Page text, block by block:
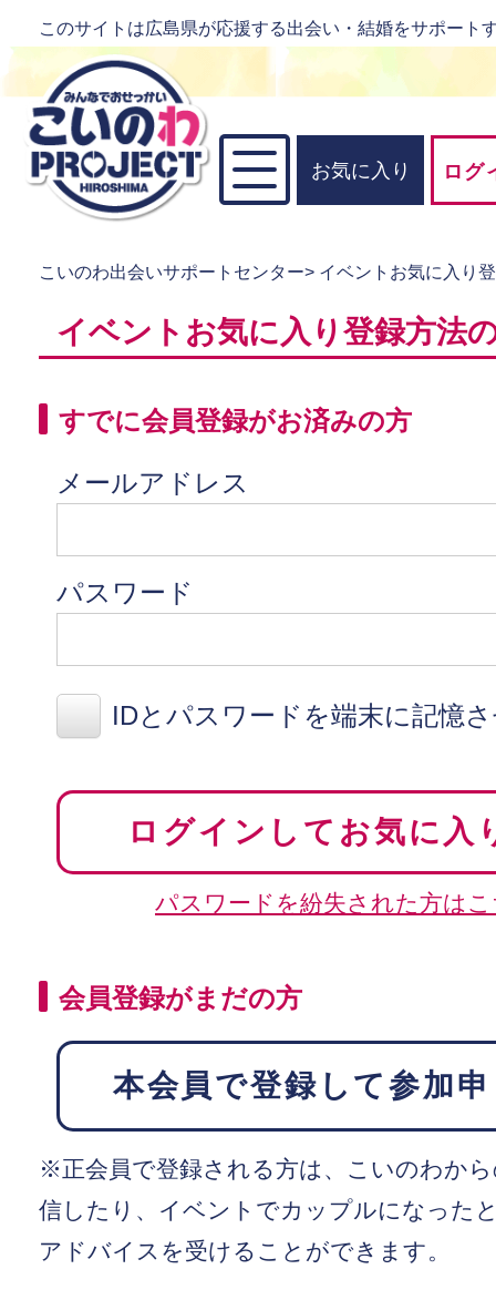
このサイトは広島県が応援する出会い・結婚をサポート
お気に入り ログ
こいのわ出会いサポートセンター> イベントお気に入り
イベントお気に入り登録方法
すでに会員登録がお済みの方
メールアドレス
パスワード
IDとパスワードを端末に記憶
ログインしてお気に入
パスワードを紛失された方は
会員登録がまだの方
本会員で登録して参加
※正会員で登録される方は、こいのわか
信したり、イベントでカップルになった
アドバイスを受けることができます。